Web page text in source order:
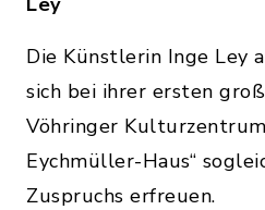
Die Künstlerin Inge Ley
sich bei ihrer ersten
Vöhringer
Eychmüller-Haus“
Zuspruchs erfreuen.